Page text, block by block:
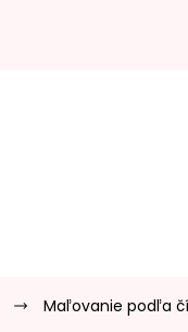
Maľovanie podľa